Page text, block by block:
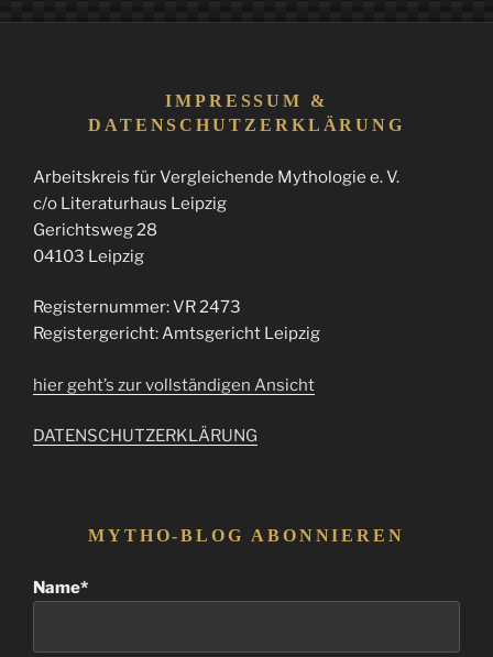
IMPRESSUM &
DATENSCHUTZERKLÄRUNG
Arbeitskreis für Vergleichende Mythologie e. V.
c/o Literaturhaus Leipzig
Gerichtsweg 28
04103 Leipzig
Registernummer: VR 2473
Registergericht: Amtsgericht Leipzig
hier geht’s zur vollständigen Ansicht
DATENSCHUTZERKLÄRUNG
MYTHO-BLOG ABONNIEREN
Name*